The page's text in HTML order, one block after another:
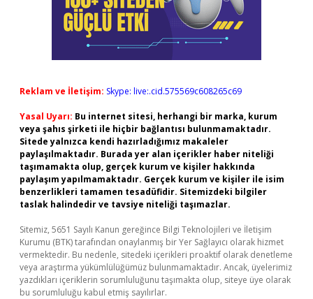
Reklam ve İletişim: Skype: live:.cid.575569c608265c69
Yasal Uyarı: Bu internet sitesi, herhangi bir marka, kurum
veya şahıs şirketi ile hiçbir bağlantısı bulunmamaktadır.
Sitede yalnızca kendi hazırladığımız makaleler
paylaşılmaktadır. Burada yer alan içerikler haber niteliği
taşımamakta olup, gerçek kurum ve kişiler hakkında
paylaşım yapılmamaktadır. Gerçek kurum ve kişiler ile isim
benzerlikleri tamamen tesadüfidir. Sitemizdeki bilgiler
taslak halindedir ve tavsiye niteliği taşımazlar.
Sitemiz, 5651 Sayılı Kanun gereğince Bilgi Teknolojileri ve İletişim
Kurumu (BTK) tarafından onaylanmış bir Yer Sağlayıcı olarak hizmet
vermektedir. Bu nedenle, sitedeki içerikleri proaktif olarak denetleme
veya araştırma yükümlülüğümüz bulunmamaktadır. Ancak, üyelerimiz
yazdıkları içeriklerin sorumluluğunu taşımakta olup, siteye üye olarak
bu sorumluluğu kabul etmiş sayılırlar.